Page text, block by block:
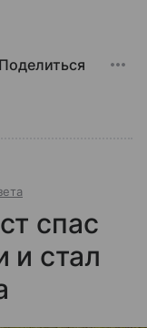
Поделиться
спас
и стал